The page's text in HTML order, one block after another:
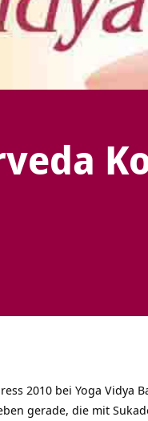
2010 bei Yoga Vidya
gerade, die mit